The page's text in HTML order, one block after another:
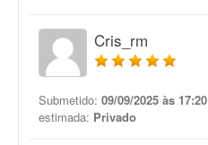
Cris_rm
Submetido: 09/09/2025 às 17:20
estimada: Privado